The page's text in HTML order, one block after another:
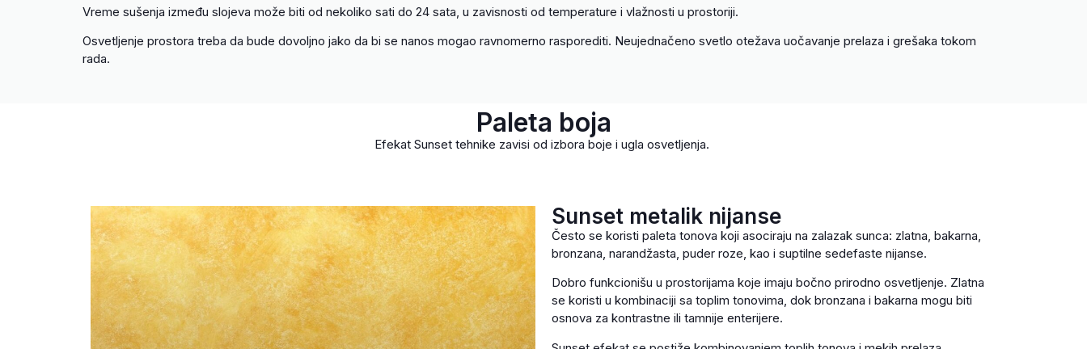
Vreme sušenja između slojeva može biti od nekoliko sati do 24 sata, u zavisnosti od temperature i vlažnosti u prostoriji.
Osvetljenje prostora treba da bude dovoljno jako da bi se nanos mogao ravnomerno rasporediti. Neujednačeno svetlo otežava uočavanje prelaza i grešaka tokom
rada.
Paleta boja
Efekat Sunset tehnike zavisi od izbora boje i ugla osvetljenja.
Sunset metalik nijanse
Često se koristi paleta tonova koji asociraju na zalazak sunca: zlatna, bakarna,
bronzana, narandžasta, puder roze, kao i suptilne sedefaste nijanse.
Dobro funkcionišu u prostorijama koje imaju bočno prirodno osvetljenje. Zlatna
se koristi u kombinaciji sa toplim tonovima, dok bronzana i bakarna mogu biti
osnova za kontrastne ili tamnije enterijere.